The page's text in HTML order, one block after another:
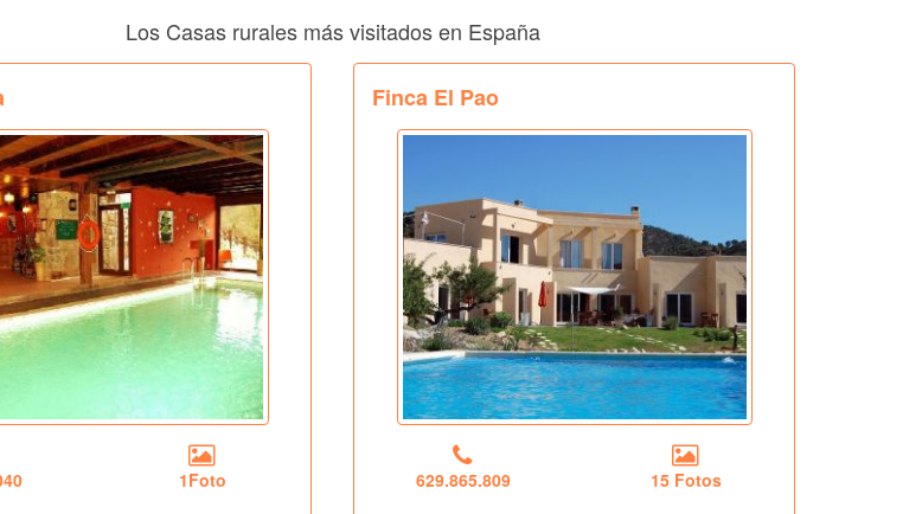
Los Casas rurales más visitados en España
1Foto
Finca El Pao
629.865.809
15 Fotos